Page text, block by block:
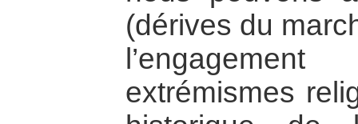
(dérives du
extrémismes